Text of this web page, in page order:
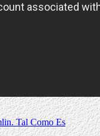
Tal Como Es